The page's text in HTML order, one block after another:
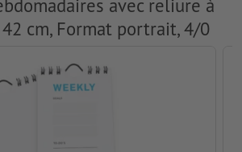
avec reliure à
cm, Format portrait, 4/0